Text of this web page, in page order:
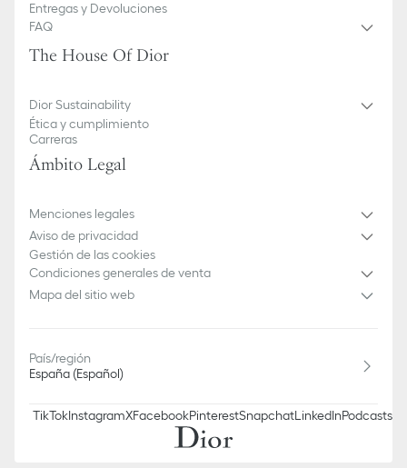
Entregas y Devoluciones
FAQ
The House Of Dior
Dior Sustainability
Ética y cumplimiento
Carreras
Ámbito Legal
Menciones legales
Aviso de privacidad
Gestión de las cookies
Condiciones generales de venta
Mapa del sitio web
País/región
España (Español)
TikTokInstagramXFacebookPinterestSnapchatLinkedInPodcasts